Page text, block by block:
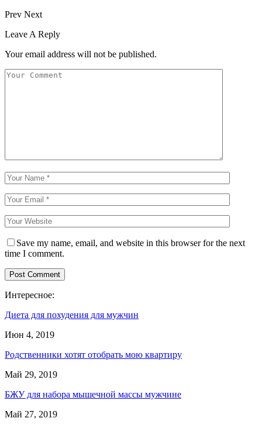
Prev Next
Leave A Reply
Your email address will not be published.
Save my name, email, and website in this browser for the next
time I comment.
Интересное:
Диета для похудения для мужчин
Июн 4, 2019
Родственники хотят отобрать мою квартиру
Май 29, 2019
БЖУ для набора мышечной массы мужчине
Май 27, 2019